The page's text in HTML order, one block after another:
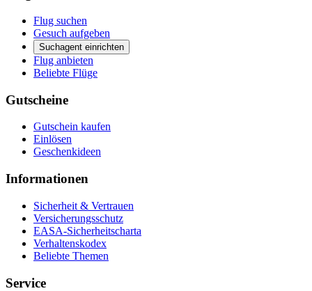
Flug suchen
Gesuch aufgeben
Suchagent einrichten
Flug anbieten
Beliebte Flüge
Gutscheine
Gutschein kaufen
Einlösen
Geschenkideen
Informationen
Sicherheit & Vertrauen
Versicherungsschutz
EASA-Sicherheitscharta
Verhaltenskodex
Beliebte Themen
Service